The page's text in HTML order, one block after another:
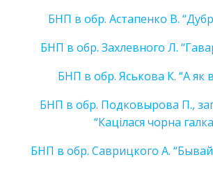
БНП в обр. Астапенко В.
БНП в обр. Захлевного Л.
БНП в обр. Яськова К. “А як
БНП в обр. Подковырова П.,
“Кацілася чорна
БНП в обр. Саврицкого А.